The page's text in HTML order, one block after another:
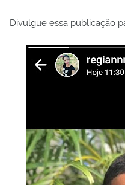
Divulgue essa publicação